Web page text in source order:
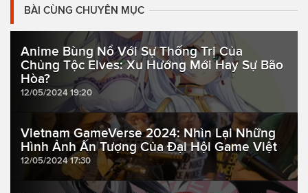
BÀI CÙNG CHUYÊN MỤC
Anime Bùng Nổ Với Sự Thống Trị Của
Chủng Tộc Elves: Xu Hướng Mới Hay Sự Bão
Hòa?
12/05/2024 19:20
Vietnam GameVerse 2024: Nhìn Lại Những
Hình Ảnh Ấn Tượng Của Đại Hội Game Việt
12/05/2024 17:30